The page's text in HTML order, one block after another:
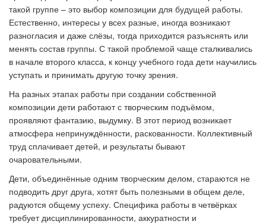
такой группе – это выбор композиции для будущей работы.
Естественно, интересы у всех разные, иногда возникают
разногласия и даже слёзы, тогда приходится разъяснять или
менять состав группы. С такой проблемой чаще сталкивались
в начале второго класса, к концу учебного года дети научились
уступать и принимать другую точку зрения.
На разных этапах работы при создании собственной
композиции дети работают с творческим подъёмом,
проявляют фантазию, выдумку. В этот период возникает
атмосфера непринуждённости, раскованности. Коллективный
труд сплачивает детей, и результаты бывают
очаровательными.
Дети, объединённые одним творческим делом, стараются не
подводить друг друга, хотят быть полезными в общем деле,
радуются общему успеху. Специфика работы в четвёрках
требует дисциплинированности, аккуратности и